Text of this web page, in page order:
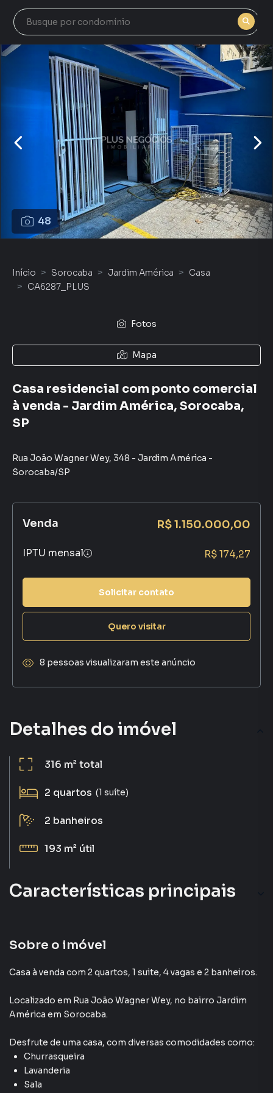
48
Detalhes do imóvel
316 m²total
2 quartos (1 suíte)
2 banheiros
193 m² útil
Características principais
Cerâmica
Churrasqueira
Armário Cozinha
Sobre o imóvel
Casa à venda com 2 quartos, 1 suite, 4 vagas e 2 banheiros.
Localizado em Rua João Wagner Wey, no bairro Jardim
América em Sorocaba.
Desfrute de uma casa, com diversas comodidades como:
Churrasqueira
Lavanderia
Sala
Início Sorocaba Jardim América
Casa
CA6287_PLUS
Fotos
Mapa
Casa residencial com ponto comercial
à venda - Jardim América, Sorocaba,
SP
Rua João Wagner Wey, 348 - Jardim América -
Sorocaba/SP
Venda R$ 1.150.000,00
IPTU mensal R$ 174,27
Solicitar contato
Quero visitar
8 pessoas visualizaram este anúncio